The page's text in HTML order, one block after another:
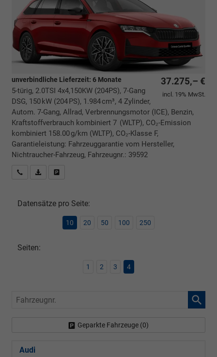
37.275,– €
incl. 19% MwSt.
unverbindliche Lieferzeit: 6 Monate
5-türig, 2.0TSI 4x4,150KW (204PS), 7-Gang
DSG, 150 kW (204 PS), 1.984 cm³, 4 Zylinder,
Autom. 7-Gang, Allrad, Verbrennungsmotor (ICE), Benzin,
Kraftstoffverbrauch kombiniert 7 (WLTP), CO₂-Emission
kombiniert 158.00 g/km (WLTP), CO₂-Klasse F,
Garantieleistung: Fahrzeuggarantie vom Hersteller,
Nichtraucher-Fahrzeug, Fahrzeugnr.: 39592
Rückrufbitte absenden
PDF-Datei, Fahrzeugexposé drucken
Datensätze pro Seite:
10 20 50 100 250
Seiten:
1 2 3 4
Fahrzeugnr.
Geparkte Fahrzeuge (0)
Audi